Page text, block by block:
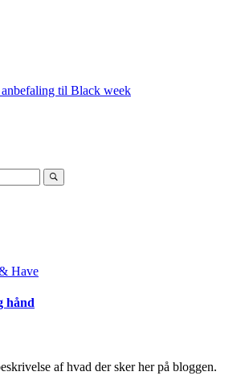
anbefaling til Black week
Have
hånd
af hvad der sker her på bloggen.